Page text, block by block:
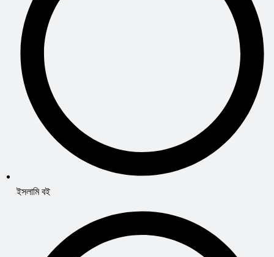
ইসলামি বই